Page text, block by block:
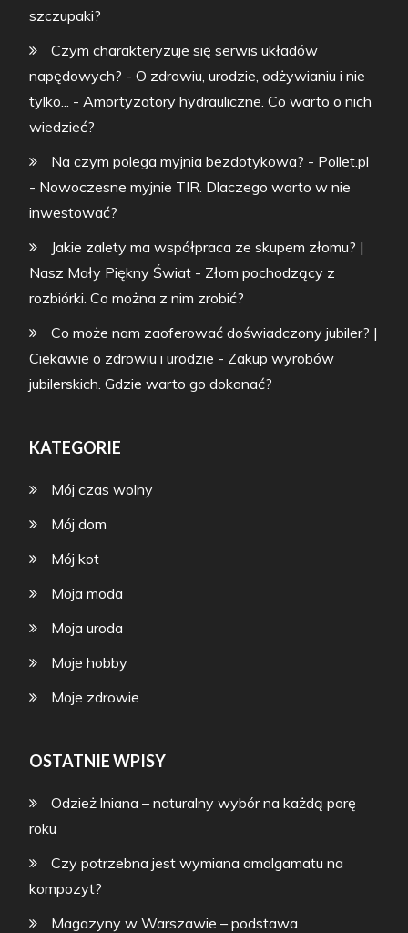
szczupaki?
Czym charakteryzuje się serwis układów
napędowych? - O zdrowiu, urodzie, odżywianiu i nie
tylko... -Amortyzatory hydrauliczne. Co warto o nich
wiedzieć?
Na czym polega myjnia bezdotykowa? - Pollet.pl
- Nowoczesne myjnie TIR. Dlaczego warto w nie
inwestować?
Jakie zalety ma współpraca ze skupem złomu? |
Nasz Mały Piękny Świat - Złom pochodzący z
rozbiórki. Co można z nim zrobić?
Co może nam zaoferować doświadczony jubiler? |
Ciekawie o zdrowiu i urodzie - Zakup wyrobów
jubilerskich. Gdzie warto go dokonać?
KATEGORIE
Mój czas wolny
Mój dom
Mój kot
Moja moda
Moja uroda
Moje hobby
Moje zdrowie
OSTATNIE WPISY
Odzież lniana – naturalny wybór na każdą porę
roku
Czy potrzebna jest wymiana amalgamatu na
kompozyt?
Magazyny w Warszawie – podstawa